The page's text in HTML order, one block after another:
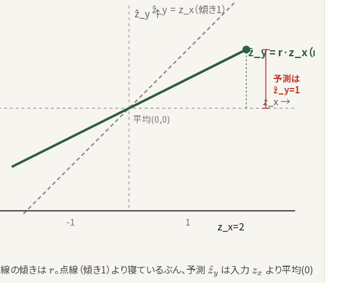
z_x →
ẑ_y ↑
平均(0,0)
ẑ_y = z_x（傾き1）
ẑ_y = r·z_x（r=0.5）
z_x=2
予測は
ẑ_y=1
-1 1
の傾きは r
r。点線（傾き1）より寝ているぶん、予測 \hat{z}_y
z
^y は入力 z_x
zx より平均(0)